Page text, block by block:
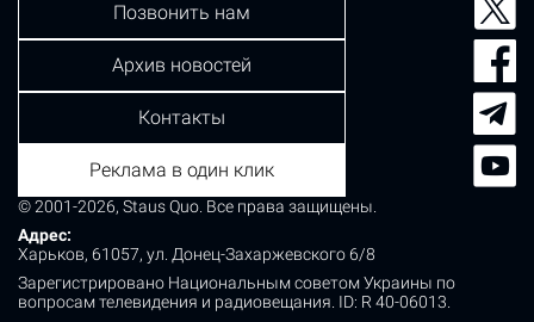
© 2001-2026, Staus Quo. Все права защищены.
Адрес:
Харьков, 61057, ул. Донец-Захаржевского 6/8
Зарегистрировано Национальным советом Украины по
вопросам телевидения и радиовещания. ID: R 40-06013.
Позвонить нам
Архив новостей
Контакты
Реклама в один клик